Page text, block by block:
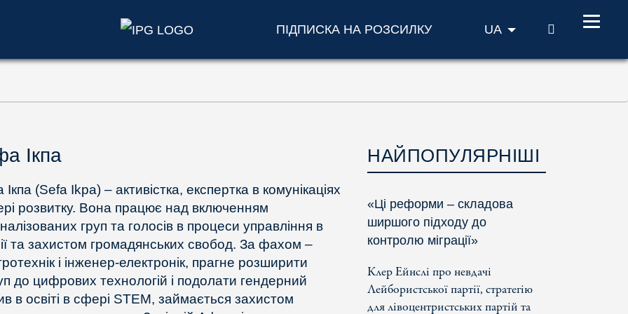
ПІДПИСКА НА РОЗСИЛКУ UA ПОШУК
Ікпа
(Sefa Ikpa) – активістка, експертка в комунікаціях
розвитку. Вона працює над включенням
груп та голосів в процеси управління в
та захистом громадянських свобод. За фахом –
і інженер-електронік, прагне розширити
до цифрових технологій і подолати гендерний
в освіті в сфері STEM, займається захистом
НАЙПОПУЛЯРНІШІ
«Ці реформи – складова
ширшого підходу до
контролю міграції»
Клер Ейнслі про невдачі
Лейбористської партії, стратегію
для лівоцентристських партій та